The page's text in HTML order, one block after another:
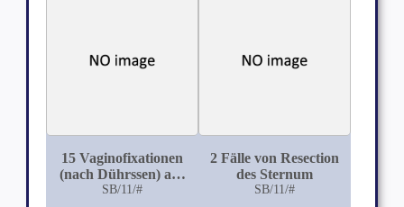
15 Vaginofixationen
(nach Dührssen) aus
der Königlichen Univ-
SB/11/#
2 Fälle von Resection
des Sternum
SB/11/#